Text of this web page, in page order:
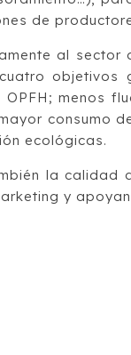
de
al
objetivos
menos
consumo
ecológicas.
la
y